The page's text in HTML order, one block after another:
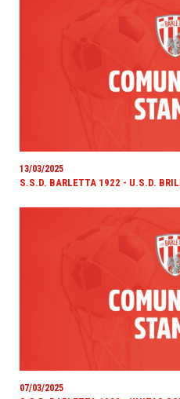
13/03/2025
S.S.D. BARLETTA 1922 - U.S.D.
07/03/2025